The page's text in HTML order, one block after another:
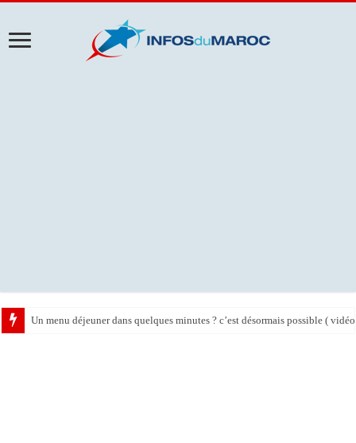
Un menu déjeuner dans quelques minutes ? c’est désormais possible (